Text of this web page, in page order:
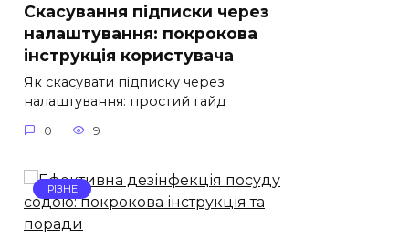
Скасування підписки через
налаштування: покрокова
інструкція користувача
Як скасувати підписку через
налаштування: простий гайд
0 9
РІЗНЕ